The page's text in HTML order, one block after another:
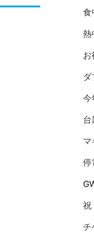
食
熱
お
今
台
マ
停
チ